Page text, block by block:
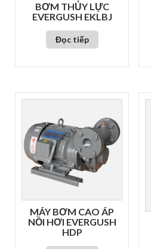
BƠM THỦY LỰC
EVERGUSH EKLBJ
Đọc tiếp
MÁY BƠM CAO ÁP
NỒI HƠI EVERGUSH
HDP